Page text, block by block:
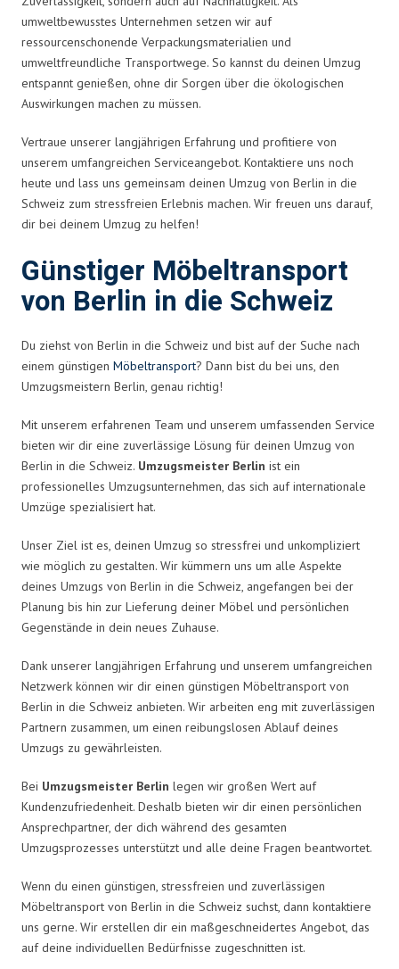
umweltbewusstes Unternehmen setzen wir auf
ressourcenschonende Verpackungsmaterialien und
umweltfreundliche Transportwege. So kannst du deinen Umzug
entspannt genießen, ohne dir Sorgen über die ökologischen
Auswirkungen machen zu müssen.
Vertraue unserer langjährigen Erfahrung und profitiere von
unserem umfangreichen Serviceangebot. Kontaktiere uns noch
heute und lass uns gemeinsam deinen Umzug von Berlin in die
Schweiz zum stressfreien Erlebnis machen. Wir freuen uns darauf,
dir bei deinem Umzug zu helfen!
Günstiger Möbeltransport
von Berlin in die Schweiz
Du ziehst von Berlin in die Schweiz und bist auf der Suche nach
einem günstigen Möbeltransport? Dann bist du bei uns, den
Umzugsmeistern Berlin, genau richtig!
Mit unserem erfahrenen Team und unserem umfassenden Service
bieten wir dir eine zuverlässige Lösung für deinen Umzug von
Berlin in die Schweiz. Umzugsmeister Berlin ist ein
professionelles Umzugsunternehmen, das sich auf internationale
Umzüge spezialisiert hat.
Unser Ziel ist es, deinen Umzug so stressfrei und unkompliziert
wie möglich zu gestalten. Wir kümmern uns um alle Aspekte
deines Umzugs von Berlin in die Schweiz, angefangen bei der
Planung bis hin zur Lieferung deiner Möbel und persönlichen
Gegenstände in dein neues Zuhause.
Dank unserer langjährigen Erfahrung und unserem umfangreichen
Netzwerk können wir dir einen günstigen Möbeltransport von
Berlin in die Schweiz anbieten. Wir arbeiten eng mit zuverlässigen
Partnern zusammen, um einen reibungslosen Ablauf deines
Umzugs zu gewährleisten.
Bei Umzugsmeister Berlin legen wir großen Wert auf
Kundenzufriedenheit. Deshalb bieten wir dir einen persönlichen
Ansprechpartner, der dich während des gesamten
Umzugsprozesses unterstützt und alle deine Fragen beantwortet.
Wenn du einen günstigen, stressfreien und zuverlässigen
Möbeltransport von Berlin in die Schweiz suchst, dann kontaktiere
uns gerne. Wir erstellen dir ein maßgeschneidertes Angebot, das
auf deine individuellen Bedürfnisse zugeschnitten ist.